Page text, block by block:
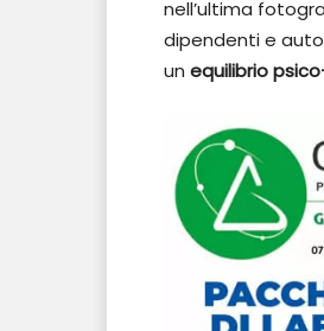
nell’ultima
dipendenti e
un equilibrio